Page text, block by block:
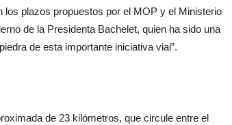
plazos propuestos por el MOP y el Ministerio
de la Presidenta Bachelet, quien ha sido una
de esta importante iniciativa vial”.
de 23 kilómetros, que circule entre el